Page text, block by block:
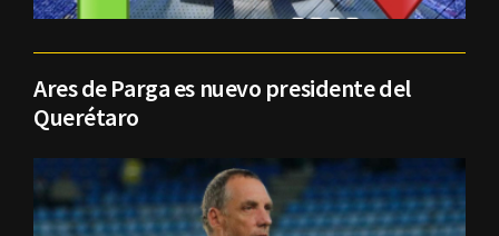
Ares de Parga es nuevo presidente del
Querétaro